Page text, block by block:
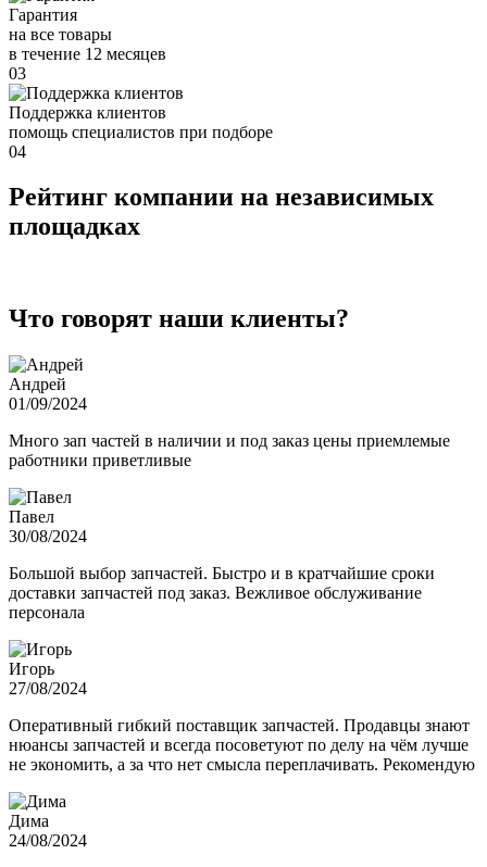
Гарантия
на все товары
в течение 12 месяцев
03
Поддержка клиентов
помощь специалистов при подборе
04
Рейтинг компании на независимых
площадках
Что говорят наши клиенты?
Андрей
01/09/2024
Много зап частей в наличии и под заказ цены приемлемые
работники приветливые
Павел
30/08/2024
Большой выбор запчастей. Быстро и в кратчайшие сроки
доставки запчастей под заказ. Вежливое обслуживание
персонала
Игорь
27/08/2024
Оперативный гибкий поставщик запчастей. Продавцы знают
нюансы запчастей и всегда посоветуют по делу на чём лучше
не экономить, а за что нет смысла переплачивать. Рекомендую
Дима
24/08/2024